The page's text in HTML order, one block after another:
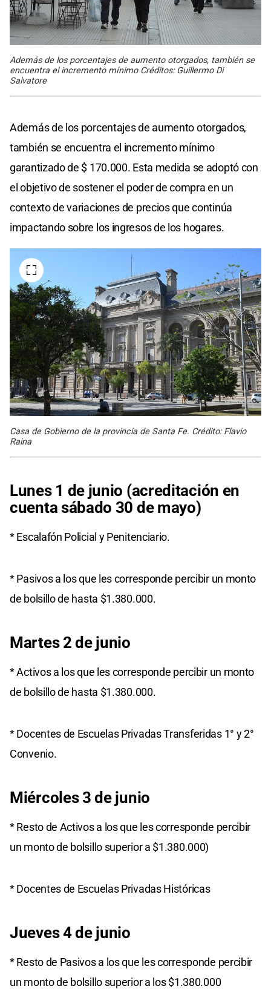
Además de los porcentajes de aumento otorgados, también se
encuentra el incremento mínimo Créditos: Guillermo Di
Salvatore
Además de los porcentajes de aumento otorgados,
también se encuentra el incremento mínimo
garantizado de $ 170.000. Esta medida se adoptó con
el objetivo de sostener el poder de compra en un
contexto de variaciones de precios que continúa
impactando sobre los ingresos de los hogares.
Casa de Gobierno de la provincia de Santa Fe. Crédito: Flavio
Raina
Lunes 1 de junio (acreditación en
cuenta sábado 30 de mayo)
* Escalafón Policial y Penitenciario.
* Pasivos a los que les corresponde percibir un monto
de bolsillo de hasta $1.380.000.
Martes 2 de junio
* Activos a los que les corresponde percibir un monto
de bolsillo de hasta $1.380.000.
* Docentes de Escuelas Privadas Transferidas 1° y 2°
Convenio.
Miércoles 3 de junio
* Resto de Activos a los que les corresponde percibir
un monto de bolsillo superior a $1.380.000)
* Docentes de Escuelas Privadas Históricas
Jueves 4 de junio
* Resto de Pasivos a los que les corresponde percibir
un monto de bolsillo superior a los $1.380.000